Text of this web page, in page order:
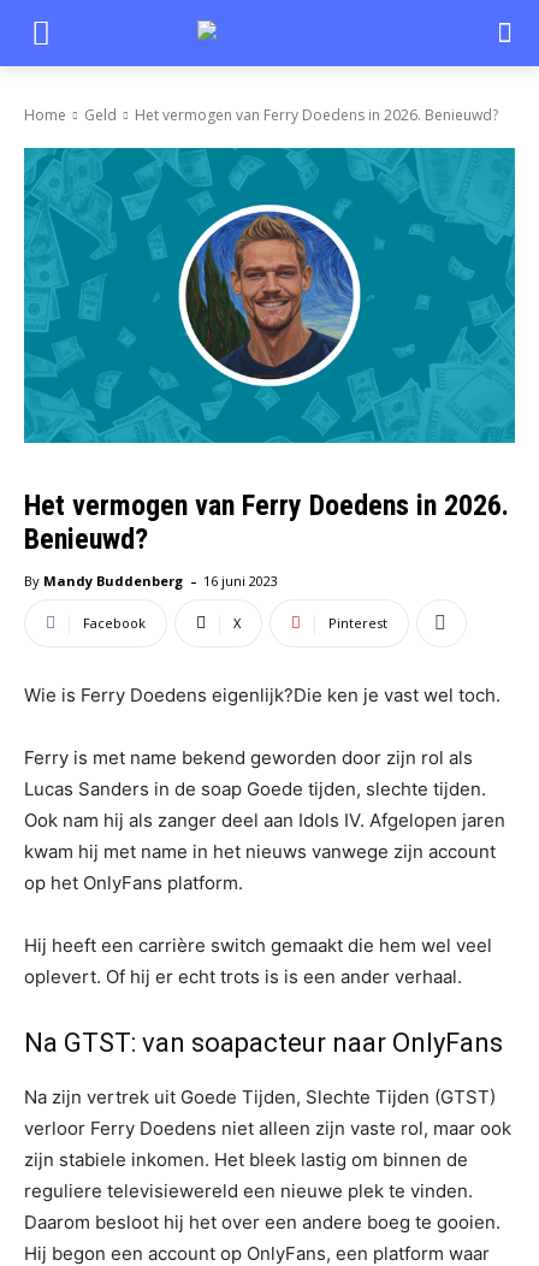
Home Geld Het vermogen van Ferry Doedens in 2026. Benieuwd?
Het vermogen van Ferry Doedens in 2026.
Benieuwd?
By Mandy Buddenberg - 16 juni 2023
Facebook X Pinterest
Wie is Ferry Doedens eigenlijk?Die ken je vast wel toch.
Ferry is met name bekend geworden door zijn rol als
Lucas Sanders in de soap Goede tijden, slechte tijden.
Ook nam hij als zanger deel aan Idols IV. Afgelopen jaren
kwam hij met name in het nieuws vanwege zijn account
op het OnlyFans platform.
Hij heeft een carrière switch gemaakt die hem wel veel
oplevert. Of hij er echt trots is is een ander verhaal.
Na GTST: van soapacteur naar OnlyFans
Na zijn vertrek uit Goede Tijden, Slechte Tijden (GTST)
verloor Ferry Doedens niet alleen zijn vaste rol, maar ook
zijn stabiele inkomen. Het bleek lastig om binnen de
reguliere televisiewereld een nieuwe plek te vinden.
Daarom besloot hij het over een andere boeg te gooien.
Hij begon een account op OnlyFans, een platform waar